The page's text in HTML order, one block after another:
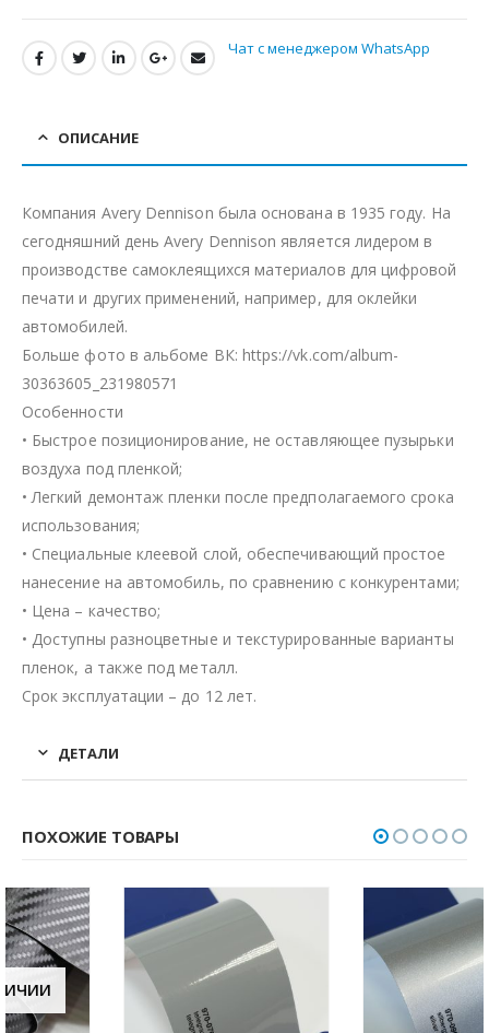
Чат с менеджером WhatsApp
ОПИСАНИЕ
Компания Avery Dennison была основана в 1935 году. На
сегодняшний день Avery Dennison является лидером в
производстве самоклеящихся материалов для цифровой
печати и других применений, например, для оклейки
автомобилей.
Больше фото в альбоме ВК: https://vk.com/album-
30363605_231980571
Особенности
• Быстрое позиционирование, не оставляющее пузырьки
воздуха под пленкой;
• Легкий демонтаж пленки после предполагаемого срока
использования;
• Специальные клеевой слой, обеспечивающий простое
нанесение на автомобиль, по сравнению с конкурентами;
• Цена – качество;
• Доступны разноцветные и текстурированные варианты
пленок, а также под металл.
Срок эксплуатации – до 12 лет.
ДЕТАЛИ
ПОХОЖИЕ ТОВАРЫ